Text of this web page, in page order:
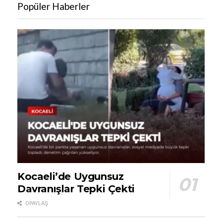
Popüler Haberler
Kocaeli’de Uygunsuz
Davranışlar Tepki Çekti
0 PAYLAŞ